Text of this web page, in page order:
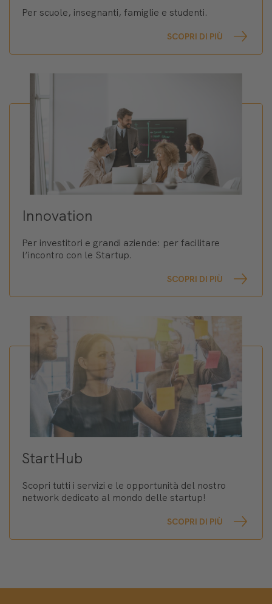
Per scuole, insegnanti, famiglie e studenti.
SCOPRI DI PIÙ
Innovation
Per investitori e grandi aziende: per facilitare
l’incontro con le Startup.
SCOPRI DI PIÙ
StartHub
Scopri tutti i servizi e le opportunità del nostro
network dedicato al mondo delle startup!
SCOPRI DI PIÙ